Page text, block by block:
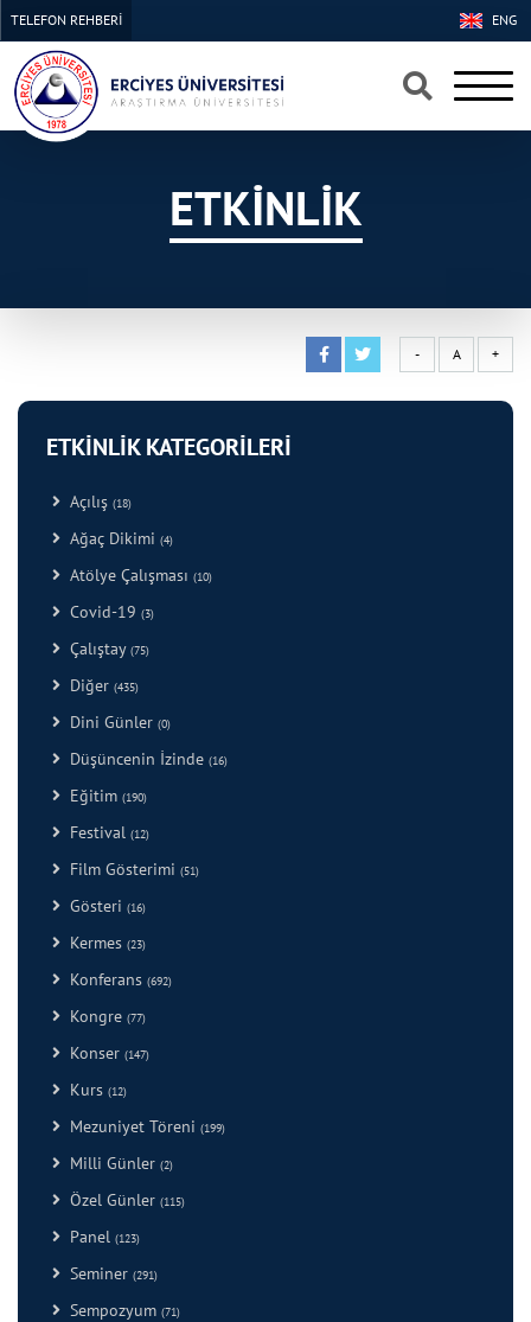
×
×
ENG
TELEFON REHBERİ
ETKİNLİK
- A +
ETKİNLİK KATEGORİLERİ
Açılış (18)
Ağaç Dikimi (4)
Atölye Çalışması (10)
Covid-19 (3)
Çalıştay (75)
Diğer (435)
Dini Günler (0)
Düşüncenin İzinde (16)
Eğitim (190)
Festival (12)
Film Gösterimi (51)
Gösteri (16)
Kermes (23)
Konferans (692)
Kongre (77)
Konser (147)
Kurs (12)
Mezuniyet Töreni (199)
Milli Günler (2)
Özel Günler (115)
Panel (123)
Seminer (291)
Sempozyum (71)